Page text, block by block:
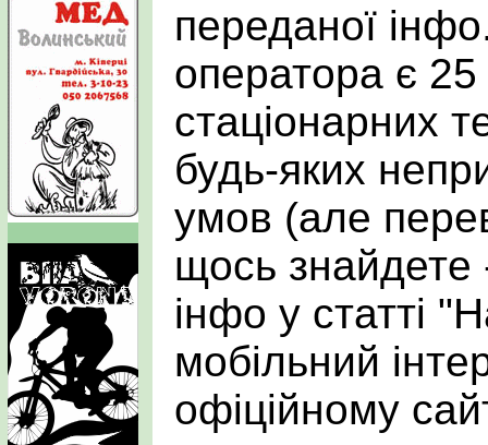
переданої
оператора є 25
стаціонарних
будь-яких
умов (але
щось знайдете
інфо у статті
мобільний
офіційному